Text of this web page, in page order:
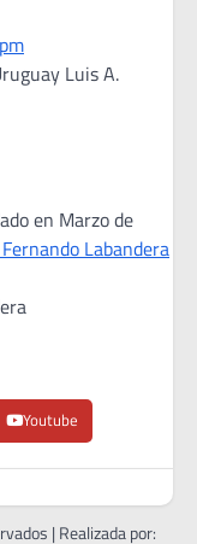
Luis A.
en Marzo de
Labandera
Youtube